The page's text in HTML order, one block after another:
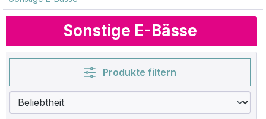
Sonstige E-Bässe
Produkte filtern